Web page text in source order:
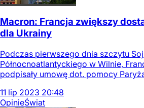
Macron: Francja zwiększy
dla Ukrainy
Podczas pierwszego dnia szczytu
Północnoatlantyckiego w Wilnie,
podpisały umowę dot. pomocy
11 lip 2023 20:48
OpinieŚwiat